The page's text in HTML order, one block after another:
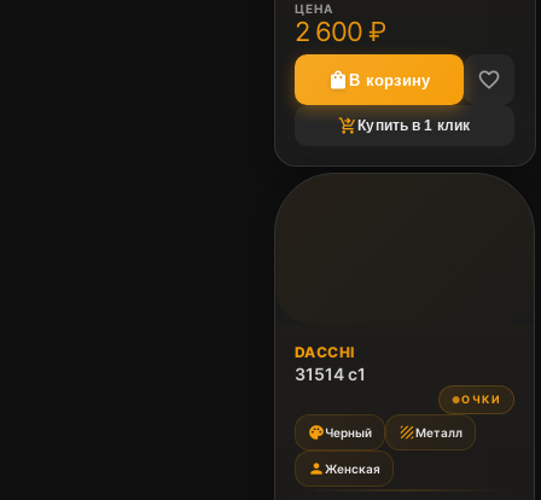
ЦЕНА
2 600 ₽
shopping_bagВ корзину favorite_border
shopping_cart_checkoutКупить в 1 клик
DACCHI
31514 c1
●ОЧКИ
paletteЧерный textureМеталл
personЖенская